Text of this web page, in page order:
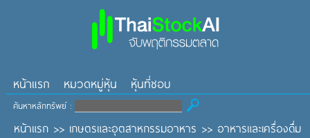
หน้าแรก หมวดหมู่หุ้น หุ้นที่ชอบ
ค้นหาหลักทรัพย์ :
หน้าแรก >> เกษตรและอุตสาหกรรมอาหาร >> อาหารและเครื่องดื่ม